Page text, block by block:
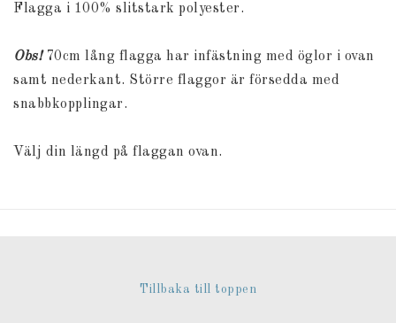
Flagga i 100% slitstark polyester.
Obs!70cm lång flagga har infästning med öglor i ovan
samt nederkant. Större flaggor är försedda med
snabbkopplingar.
Välj din längd på flaggan ovan.
Tillbaka till toppen